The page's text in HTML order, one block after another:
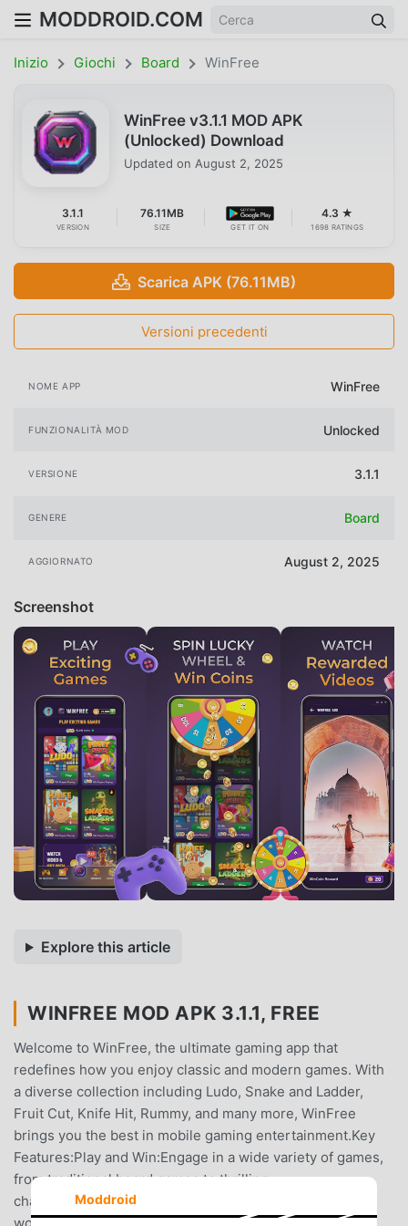
MODDROID.COM
Inizio Giochi Board WinFree
WinFree v3.1.1 MOD APK
(Unlocked) Download
Updated on August 2, 2025
3.1.1
VERSION
76.11MB
SIZE GET IT ON
4.3 ★
1698 RATINGS
Scarica APK (76.11MB)
Versioni precedenti
NOME APP WinFree
FUNZIONALITÀ MOD Unlocked
VERSIONE 3.1.1
GENERE Board
AGGIORNATO August 2, 2025
Screenshot
Explore this article
WINFREE MOD APK 3.1.1, FREE
Welcome to WinFree, the ultimate gaming app that
redefines how you enjoy classic and modern games. With
a diverse collection including Ludo, Snake and Ladder,
Fruit Cut, Knife Hit, Rummy, and many more, WinFree
brings you the best in mobile gaming entertainment.Key
Features:Play and Win:Engage in a wide variety of games,
from traditional board games to thrilling
challenges.Compete against players from around the
Moddroid